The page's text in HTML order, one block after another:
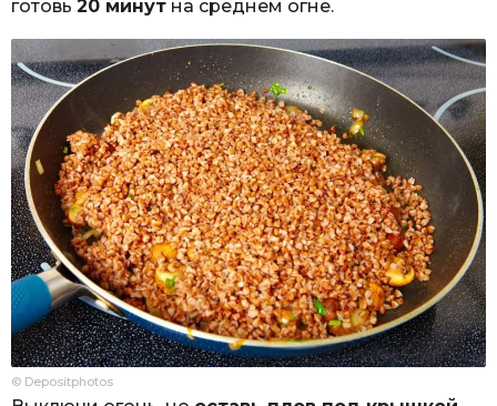
готовь 20 минут на среднем огне.
© Depositphotos